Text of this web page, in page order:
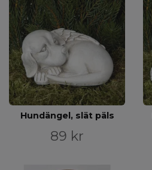
Hundängel, slät päls
89 kr